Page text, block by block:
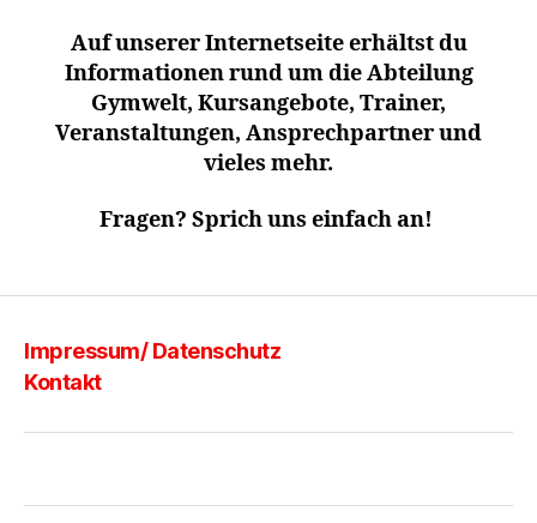
Auf unserer Internetseite erhältst du
Informationen rund um die Abteilung
Gymwelt, Kursangebote, Trainer,
Veranstaltungen, Ansprechpartner und
vieles mehr.
Fragen? Sprich uns einfach an!
Impressum/ Datenschutz
Kontakt